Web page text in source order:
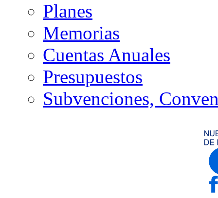
Planes
Memorias
Cuentas Anuales
Presupuestos
Subvenciones,